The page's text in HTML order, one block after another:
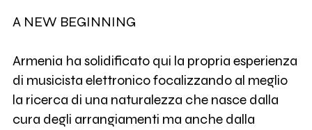
A NEW BEGINNING
Armenia ha solidificato qui la propria esperienza
di musicista elettronico focalizzando al meglio
la ricerca di una naturalezza che nasce dalla
cura degli arrangiamenti ma anche dalla